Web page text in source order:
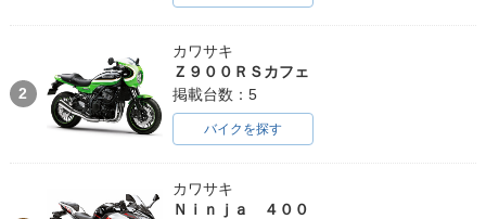
2
カワサキ
Ｚ９００ＲＳカフェ
掲載台数：5
バイクを探す
カワサキ
Ｎｉｎｊａ ４００